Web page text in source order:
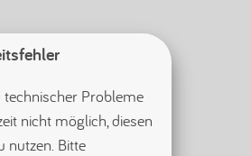
Probleme
nicht möglich, diesen
nutzen. Bitte